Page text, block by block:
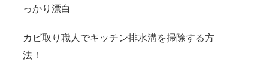
っかり漂白
カビ取り職人でキッチン排水溝を掃除する方
法！